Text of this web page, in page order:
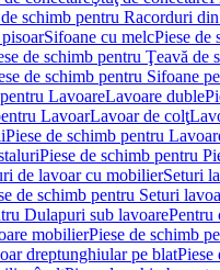
de schimb pentru Racorduri
Sifoane cu melcPiese de
de schimb pentru Ţeavă de
de schimb pentru Sifoane
LavoareLavoare duble
LavoarLavoar de colţ
Piese de schimb pentru
Piese de schimb pentru
de lavoar cu mobilierSeturi
de schimb pentru Seturi
Dulapuri sub lavoarePentru
mobilierPiese de schimb
dreptunghiular pe blatPiese